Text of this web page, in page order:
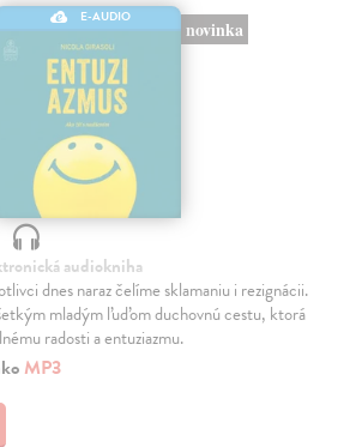
E-AUDIO
novinka
audiokniha
dnes naraz čelíme sklamaniu i rezignácii.
mladým ľuďom duchovnú cestu, ktorá
radosti a entuziazmu.
MP3